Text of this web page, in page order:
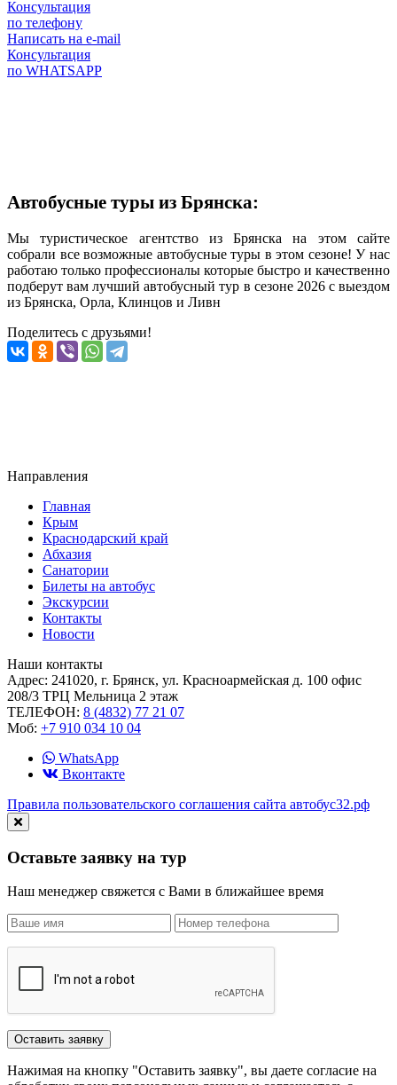
Консультация
по телефону
Написать на e-mail
Консультация
по WHATSAPP
Автобусные туры из Брянска:
Мы туристическое агентство из Брянска на этом сайте
собрали все возможные автобусные туры в этом сезоне! У нас
работаю только профессионалы которые быстро и качественно
подберут вам лучший автобусный тур в сезоне 2026 с выездом
из Брянска, Орла, Клинцов и Ливн
Поделитесь с друзьями!
Направления
Главная
Крым
Краснодарский край
Абхазия
Санатории
Билеты на автобус
Экскурсии
Контакты
Новости
Наши контакты
Адрес: 241020, г. Брянск, ул. Красноармейская д. 100 офис
208/3 ТРЦ Мельница 2 этаж
ТЕЛЕФОН: 8 (4832) 77 21 07
Моб: +7 910 034 10 04
WhatsApp
Вконтакте
Правила пользовательского соглашения сайта автобус32.рф
Оставьте заявку на тур
Наш менеджер свяжется с Вами в ближайшее время
Нажимая на кнопку "Оставить заявку", вы даете согласие на